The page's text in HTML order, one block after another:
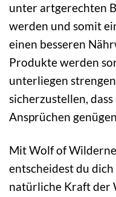
unter artgerechten
werden und somit
einen besseren
Produkte werden
unterliegen
sicherzustellen,
Ansprüchen
Mit Wolf of
entscheidest du
natürliche Kraft der